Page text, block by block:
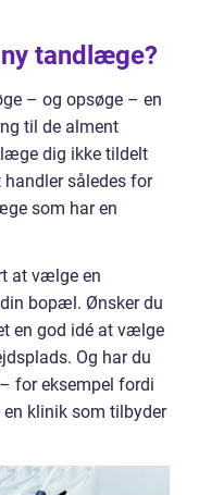
tandlæge?
– og opsøge – en
til de alment
dig ikke tildelt
således for
som har en
at vælge en
bopæl. Ønsker du
en god idé at vælge
Og har du
for eksempel fordi
klinik som tilbyder